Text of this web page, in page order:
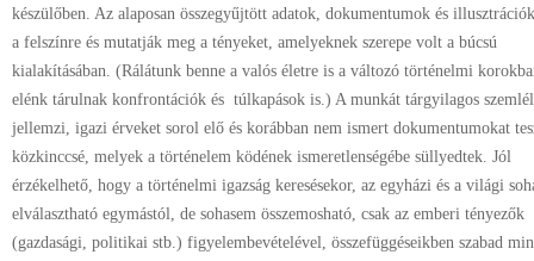
készülőben. Az alaposan összegyűjtött adatok, dokumentumok és
a felszínre és mutatják meg a tényeket, amelyeknek szerepe volt a búcsú
kialakításában. (Rálátunk benne a valós életre is a változó történelmi
elénk tárulnak konfrontációk és túlkapások is.) A munkát tárgyilagos
jellemzi, igazi érveket sorol elő és korábban nem ismert dokumentumokat
közkinccsé, melyek a történelem ködének ismeretlenségébe süllyedtek. Jól
érzékelhető, hogy a történelmi igazság keresésekor, az egyházi és a világi
elválasztható egymástól, de sohasem összemosható, csak az emberi tényezők
(gazdasági, politikai stb.) figyelembevételével, összefüggéseikben szabad